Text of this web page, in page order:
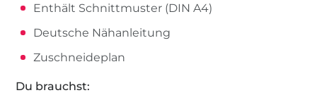
Enthält Schnittmuster (DIN A4)
Deutsche Nähanleitung
Zuschneideplan
Du brauchst: